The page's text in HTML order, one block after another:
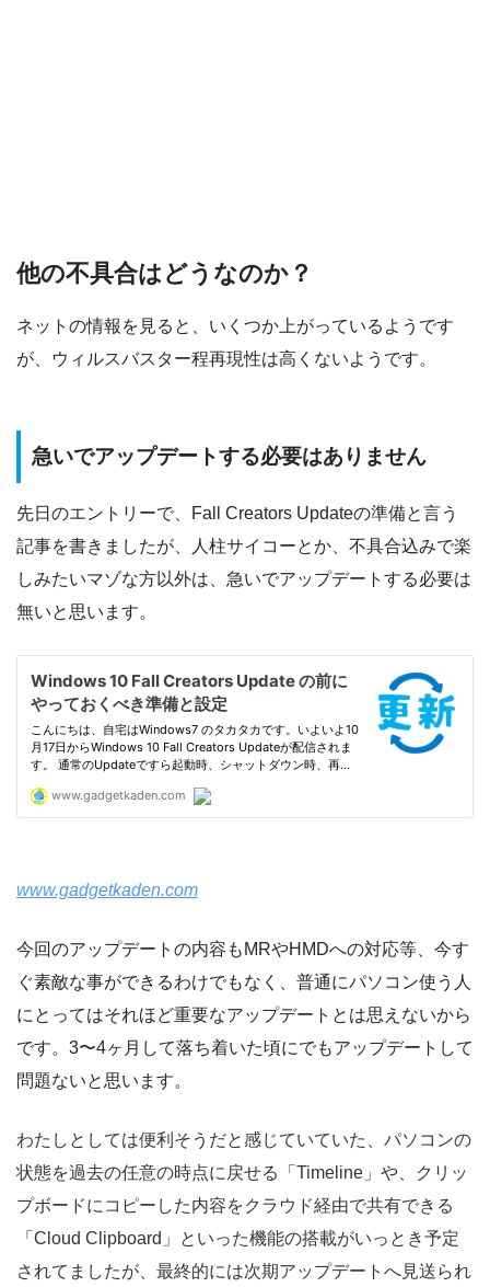
他の不具合はどうなのか？
ネットの情報を見ると、いくつか上がっているようです
が、ウィルスバスター程再現性は高くないようです。
急いでアップデートする必要はありません
先日のエントリーで、Fall Creators Updateの準備と言う
記事を書きましたが、人柱サイコーとか、不具合込みで楽
しみたいマゾな方以外は、急いでアップデートする必要は
無いと思います。
www.gadgetkaden.com
今回のアップデートの内容もMRやHMDへの対応等、今す
ぐ素敵な事ができるわけでもなく、普通にパソコン使う人
にとってはそれほど重要なアップデートとは思えないから
です。3〜4ヶ月して落ち着いた頃にでもアップデートして
問題ないと思います。
わたしとしては便利そうだと感じていていた、パソコンの
状態を過去の任意の時点に戻せる「Timeline」や、クリッ
プボードにコピーした内容をクラウド経由で共有できる
「Cloud Clipboard」といった機能の搭載がいっとき予定
されてましたが、最終的には次期アップデートへ見送られ